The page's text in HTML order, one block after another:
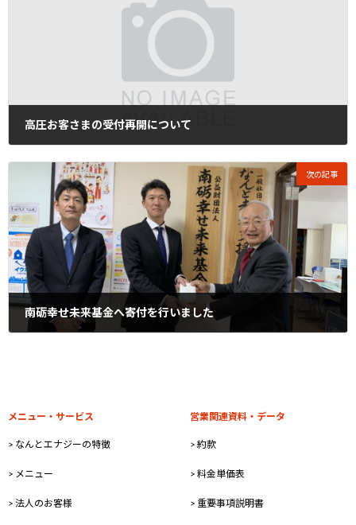
高圧お客さまの受付再開について
次の記事
南砺幸せ未来基金へ寄付を行いました
メニュー・サービス
> なんとエナジーの特徴
> メニュー
> 法人のお客様
営業関連資料・データ
> 約款
> 料金単価表
> 重要事項説明書